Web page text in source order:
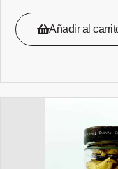
Añadir al